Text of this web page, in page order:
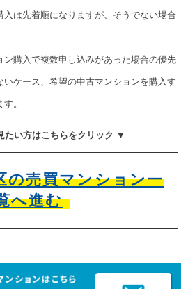
は先着順になりますが、そうでない場合
ン購入で複数申し込みがあった場合の優先
ケース、希望の中古マンションを購入す
。
たい方はこちらをクリック ▼
の売買マンション一
へ進む